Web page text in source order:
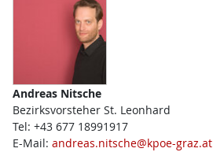
Andreas Nitsche
Bezirksvorsteher St. Leonhard
Tel: +43 677 18991917
E-Mail: andreas.nitsche@kpoe-graz.at